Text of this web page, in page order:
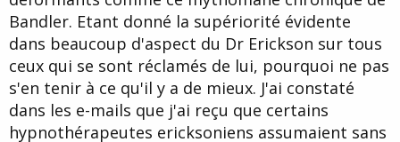
Bandler. Etant donné la supériorité évidente
dans beaucoup d'aspect du Dr Erickson sur tous
ceux qui se sont réclamés de lui, pourquoi ne pas
s'en tenir à ce qu'il y a de mieux. J'ai constaté
dans les e-mails que j'ai reçu que certains
hypnothérapeutes ericksoniens assumaient sans